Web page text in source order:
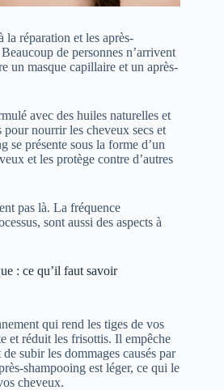
la réparation et les après-
de personnes n’arrivent
un masque capillaire et un après-
avec des huiles naturelles et
pour nourrir les cheveux secs et
se présente sous la forme d’un
et les protège contre d’autres
pas là. La fréquence
sont aussi des aspects à
: ce qu’il faut savoir
qui rend les tiges de vos
et réduit les frisottis. Il empêche
subir les dommages causés par
shampooing est léger, ce qui le
cheveux.